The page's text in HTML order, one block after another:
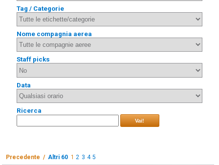
Tag / Categorie
Nome compagnia aerea
Staff picks
Data
Ricerca
Vai!
Precedente / Altri 60 1 2 3 4 5